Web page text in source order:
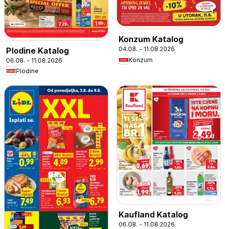
Plodine Katalog
06.08. - 11.08.2026
Plodine
Konzum Katalog
04.08. - 11.08.2026
Konzum
Kaufland Katalog
06.08. - 11.08.2026